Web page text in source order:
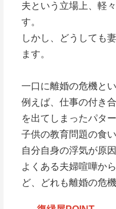
夫という立場上、軽
す。
しかし、どうしても
ます。
一口に離婚の危機と
例えば、仕事の付き
を出てしまったパター
子供の教育問題の食
自分自身の浮気が原
よくある夫婦喧嘩か
ど、どれも離婚の危